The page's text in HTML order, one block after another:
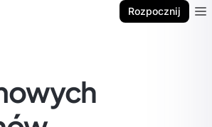
Rozpocznij